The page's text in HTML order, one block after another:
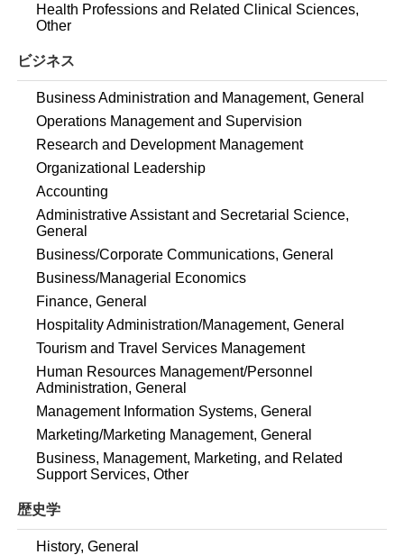
Health Professions and Related Clinical Sciences,
Other
ビジネス
Business Administration and Management, General
Operations Management and Supervision
Research and Development Management
Organizational Leadership
Accounting
Administrative Assistant and Secretarial Science,
General
Business/Corporate Communications, General
Business/Managerial Economics
Finance, General
Hospitality Administration/Management, General
Tourism and Travel Services Management
Human Resources Management/Personnel
Administration, General
Management Information Systems, General
Marketing/Marketing Management, General
Business, Management, Marketing, and Related
Support Services, Other
歴史学
History, General